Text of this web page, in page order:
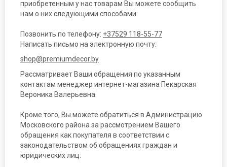
приобретенным у нас товарам Вы можете сообщить
нам о них следующими способами:
Позвонить по телефону: +37529 118-55-77
Написать письмо на электронную почту:
shop@premiumdecor.by
Рассматривает Ваши обращения по указанным
контактам менеджер интернет-магазина Пекарская
Вероника Валерьевна.
Кроме того, Вы можете обратиться в Администрацию
Московского района за рассмотрением Вашего
обращения как покупателя в соответствии с
законодательством об обращениях граждан и
юридических лиц: